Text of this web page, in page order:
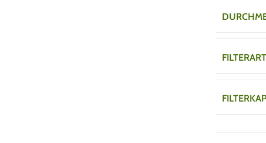
FILTERART